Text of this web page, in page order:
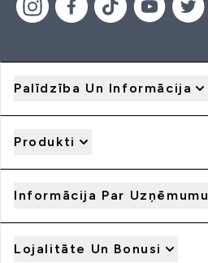
Palīdzība Un Informācija
Produkti
Informācija Par Uzņēmumu
Lojalitāte Un Bonusi